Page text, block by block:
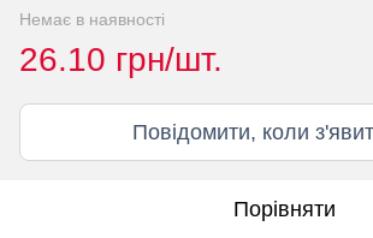
Немає в наявності
26.10 грн/шт.
Повідомити, коли
Порівняти